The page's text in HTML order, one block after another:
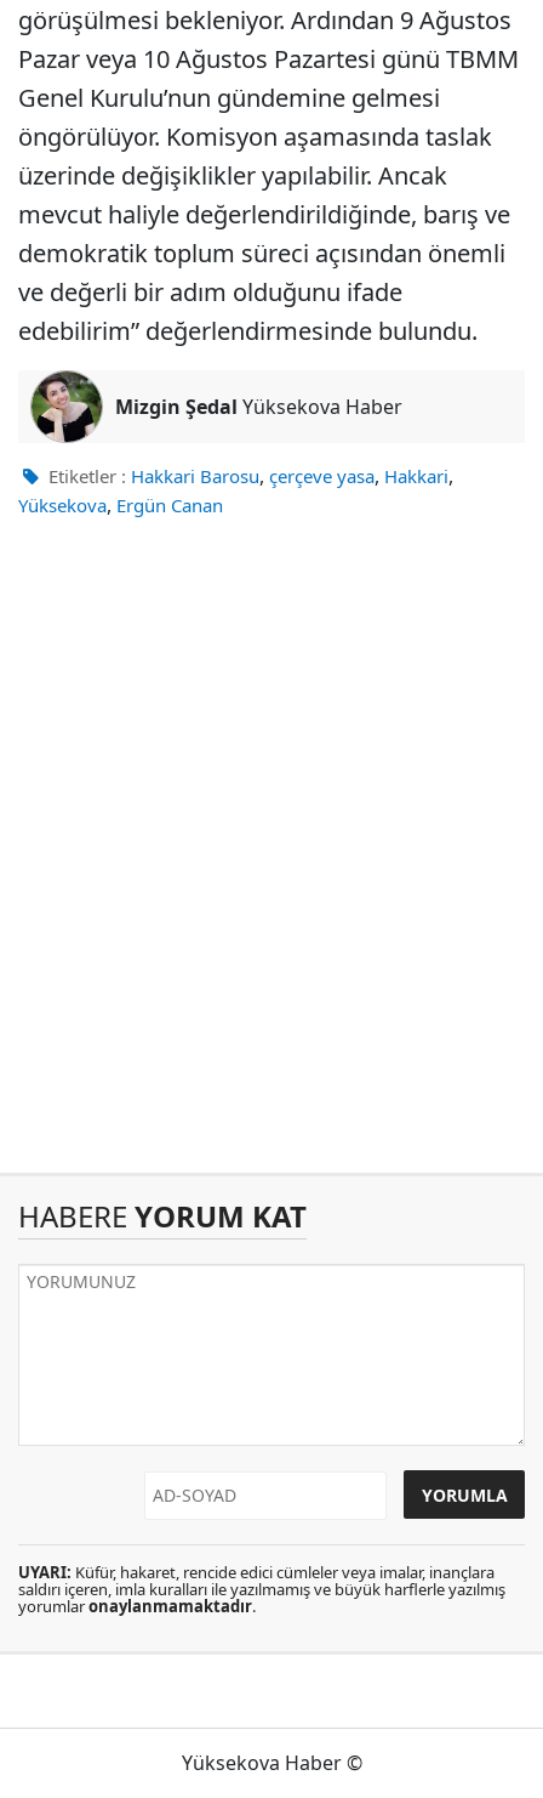
görüşülmesi bekleniyor. Ardından 9 Ağustos
Pazar veya 10 Ağustos Pazartesi günü TBMM
Genel Kurulu’nun gündemine gelmesi
öngörülüyor. Komisyon aşamasında taslak
üzerinde değişiklikler yapılabilir. Ancak
mevcut haliyle değerlendirildiğinde, barış ve
demokratik toplum süreci açısından önemli
ve değerli bir adım olduğunu ifade
edebilirim” değerlendirmesinde bulundu.
Mizgin Şedal Yüksekova Haber
Etiketler : Hakkari Barosu, çerçeve yasa, Hakkari,
Yüksekova, Ergün Canan
HABERE YORUM KAT
UYARI: Küfür, hakaret, rencide edici cümleler veya imalar, inançlara
saldırı içeren, imla kuralları ile yazılmamış ve büyük harflerle yazılmış
yorumlaronaylanmamaktadır.
Yüksekova Haber ©